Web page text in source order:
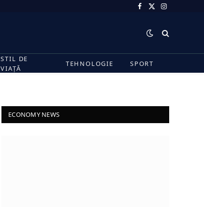
Facebook
X
Instagram
STIL DE
VIAȚĂ
TEHNOLOGIE SPORT
ECONOMY NEWS